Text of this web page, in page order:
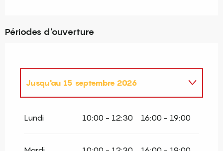
Périodes d'ouverture
Jusqu'au 15 septembre 2026
2026
Lundi 10:00 - 12:30 16:00 - 19:00